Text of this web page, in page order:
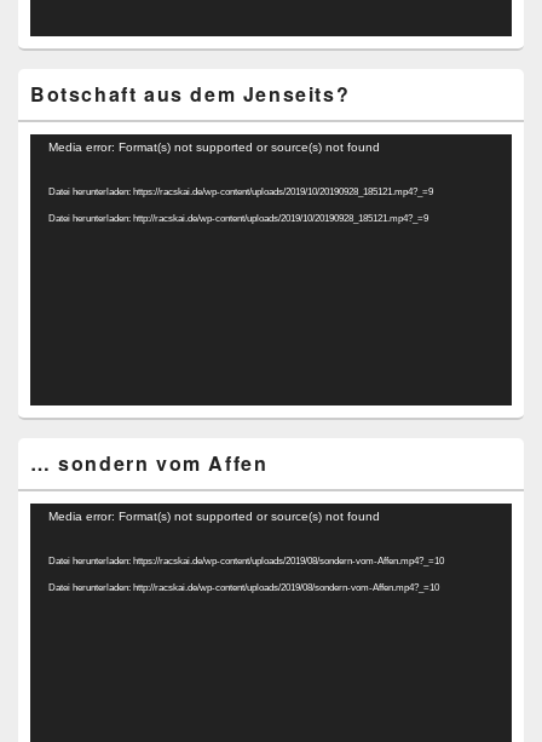
Botschaft aus dem Jenseits?
Video-
Media error: Format(s) not supported or source(s) not found
Datei herunterladen: https://racskai.de/wp-content/uploads/2019/10/20190928_185121.mp4?_=9
Datei herunterladen: http://racskai.de/wp-content/uploads/2019/10/20190928_185121.mp4?_=9
… sondern vom Affen
Video-
Media error: Format(s) not supported or source(s) not found
Datei herunterladen: https://racskai.de/wp-content/uploads/2019/08/sondern-vom-Affen.mp4?_=10
Datei herunterladen: http://racskai.de/wp-content/uploads/2019/08/sondern-vom-Affen.mp4?_=10